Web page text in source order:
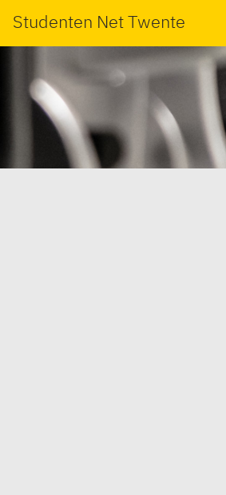
Studenten Net Twente